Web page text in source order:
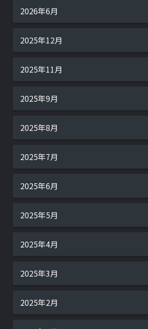
2026年6月
2025年12月
2025年11月
2025年9月
2025年8月
2025年7月
2025年6月
2025年5月
2025年4月
2025年3月
2025年2月